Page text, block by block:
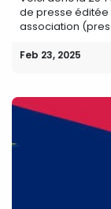
de presse
association
Feb 23, 2025